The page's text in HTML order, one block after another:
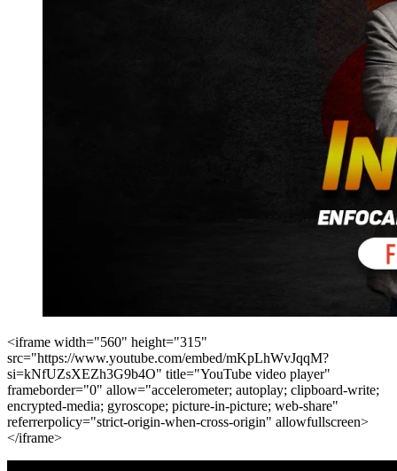
<iframe width="560" height="315"
src="https://www.youtube.com/embed/mKpLhWvJqqM?
si=kNfUZsXEZh3G9b4O" title="YouTube video player"
frameborder="0" allow="accelerometer; autoplay; clipboard-write;
encrypted-media; gyroscope; picture-in-picture; web-share"
referrerpolicy="strict-origin-when-cross-origin" allowfullscreen>
</iframe>